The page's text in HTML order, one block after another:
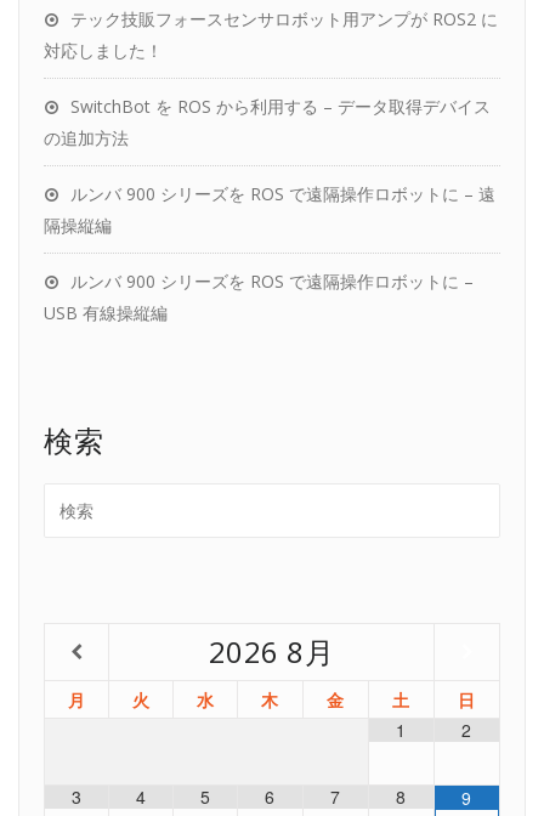
テック技販フォースセンサロボット用アンプが ROS2 に
対応しました！
SwitchBot を ROS から利用する – データ取得デバイス
の追加方法
ルンバ 900 シリーズを ROS で遠隔操作ロボットに – 遠
隔操縦編
ルンバ 900 シリーズを ROS で遠隔操作ロボットに –
USB 有線操縦編
検索
2026 8月
月 火 水 木 金 土
日
1
2
3 4 5 6 7 8 9